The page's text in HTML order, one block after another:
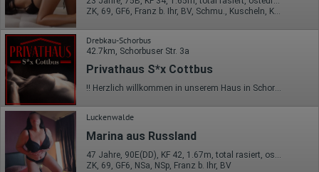
ZK, 69, GF6, Franz b. Ihr, BV, Schmu., Kuscheln, Körperküs.
Drebkau-Schorbus
42.7km, Schorbuser Str. 3a
Privathaus S*x Cottbus
!! Herzlich willkommen in unserem Haus in Schorbus !! 5 sexy Girls ( 18+) anwesend…. lass dich überraschen Die langjährig bekannte Adresse in der Region Cottbus ist nur 12 km von Cottbus bei Drebkau. In unserem geschmackvollen Ambiente erwartet dich stets eine tolle Auswahl von bis zu 5 hübschen & internationalen Lustgespielinnen. Ob jung (18+) mit zarten Kn*spen, wild und frech oder doch lieber das erfahrene Vollweib. Die aktuell anwesenden Ladies findest du auf unserer Homepage ! Auch für spezielle Wünsche haben wir verschiedene Räumlichkeiten zu bieten-Trau Dich ! Lass Dich mal richtig verwöhnen und entfliehe dem Alltag, Erfrischungsgetränke stehen bereit. Für weitere Informationen steht dir unsere Homepage www.sex-cottbus.eu zur Verfügung. Gerne bekommst du auch telefonisch Infos unter 035602-51282 Montag -Sonntag von 9 Uhr bis 22 Uhr sind wir für Dich da, letzter Einlass ist um 21h ! Parken kannst du vor und auch hinter den Haus. Wir freuen uns darauf Dich bei uns begrüßen zu dürfen.
Luckenwalde
Marina aus Russland
47 Jahre, 90E(DD), KF 42, 1.67m, total rasiert, osteuropäisch
ZK, 69, GF6, NSa, NSp, Franz b. Ihr, BV